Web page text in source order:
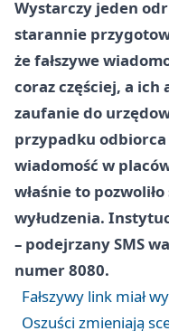
Wystarczy jeden
starannie
że fałszywe
coraz częściej, a ich
zaufanie do
przypadku
wiadomość w
właśnie to
wyłudzenia.
– podejrzany SMS
numer 8080.
Fałszywy link miał
Oszuści zmieniają